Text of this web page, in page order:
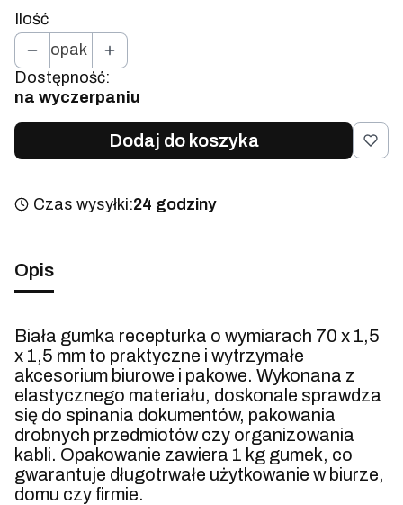
Ilość
opak
Dostępność:
na wyczerpaniu
Dodaj do koszyka
Czas wysyłki:24 godziny
Opis
Biała gumka recepturka o wymiarach 70 x 1,5
x 1,5 mm to praktyczne i wytrzymałe
akcesorium biurowe i pakowe. Wykonana z
elastycznego materiału, doskonale sprawdza
się do spinania dokumentów, pakowania
drobnych przedmiotów czy organizowania
kabli. Opakowanie zawiera 1 kg gumek, co
gwarantuje długotrwałe użytkowanie w biurze,
domu czy firmie.